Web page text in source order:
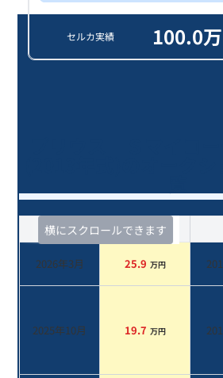
セルカ実績 100.0万
横にスクロールできます
査定時期 セルカ実績
2026年3月 25.9 万円
2025年10月 19.7 万円